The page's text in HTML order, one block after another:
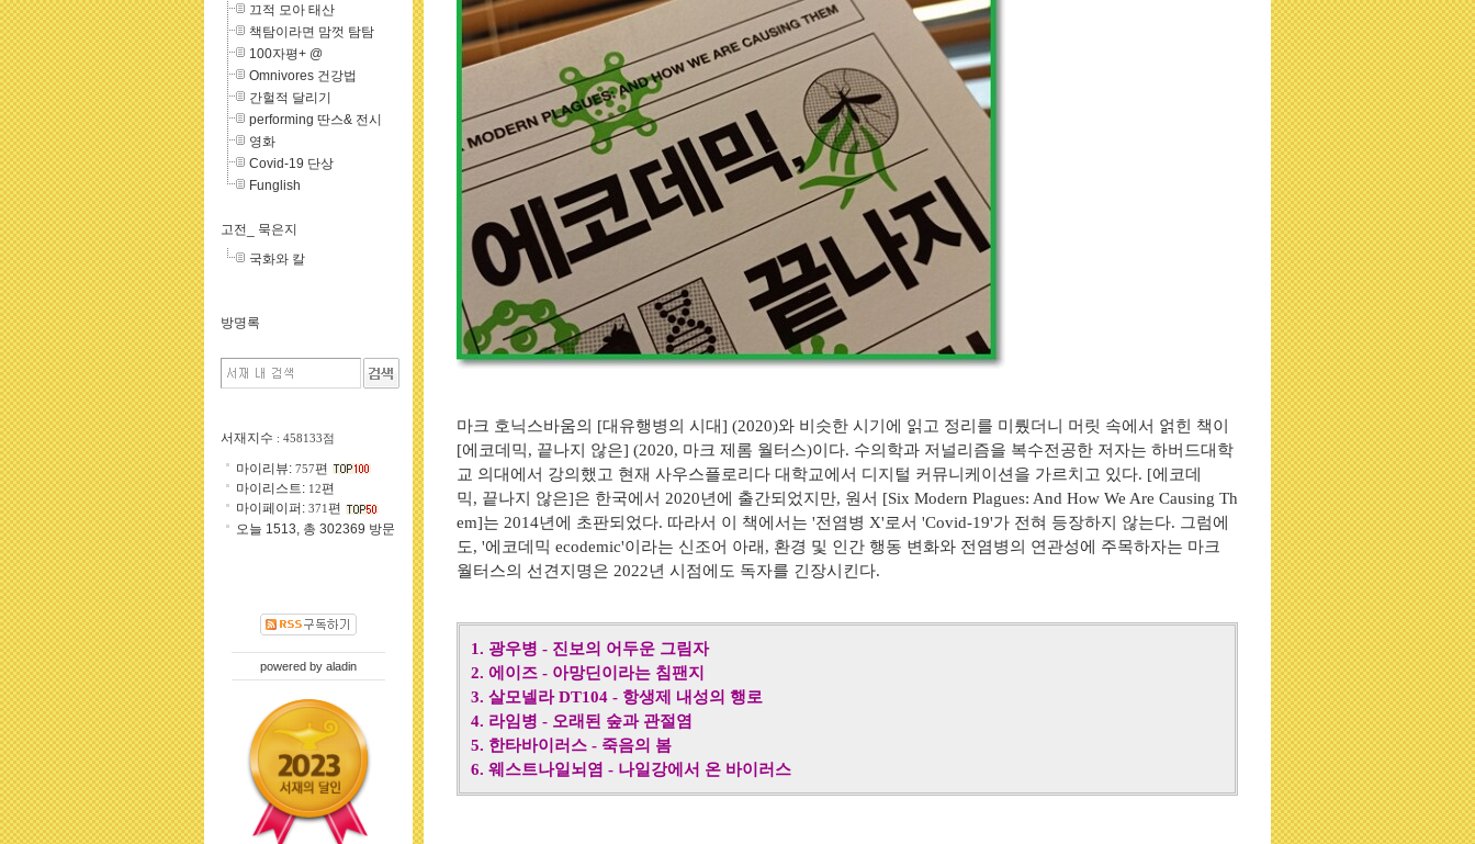
마크 호닉스바움의 [대유행병의 시대] (2020)와 비슷한 시기에 읽고 정리를 미뤘더니 머릿 속에서 얽힌 책이
[에코데믹, 끝나지 않은] (2020, 마크 제롬 월터스)이다. 수의학과 저널리즘을 복수전공한 저자는 하버드대학
교 의대에서 강의했고 현재 사우스플로리다 대학교에서 디지털 커뮤니케이션을 가르치고 있다. [에코데
믹, 끝나지 않은]은 한국에서 2020년에 출간되었지만, 원서 [Six Modern Plagues: And How We Are Causing Th
em]는 2014년에 초판되었다. 따라서 이 책에서는 '전염병 X'로서 'Covid-19'가 전혀 등장하지 않는다. 그럼에
도, '에코데믹 ecodemic'이라는 신조어 아래 , 환경 및 인간 행동 변화와 전염병의 연관성에 주목하자는 마크
월터스의 선견지명은 2022년 시점에도 독자를 긴장시킨다.
1. 광우병 - 진보의 어두운 그림자
2. 에이즈 - 아망딘이라는 침팬지
3. 살모넬라DT104 - 항생제 내성의 행로
4. 라임병 - 오래된 숲과 관절염
5. 한타바이러스 - 죽음의 봄
6. 웨스트나일뇌염 - 나일강에서 온 바이러스
끄적 모아 태산
책탐이라면 맘껏 탐탐
100자평+ @
Omnivores 건강법
간헐적 달리기
performing 딴스& 전시
영화
Covid-19 단상
Funglish
고전_ 묵은지
국화와 칼
방명록
서재지수 : 458133점
마이리뷰: 757편
마이리스트: 12편
마이페이퍼: 371편
오늘 1513, 총 302369 방문
powered by aladin